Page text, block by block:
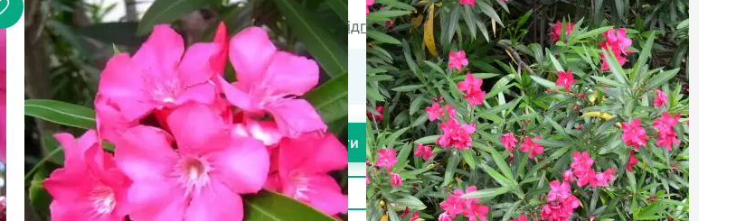
Рейтинг:
0 відгуків
150.00 грн
- + Купити
Швидке замовлення
Доставка Новою Поштою 1-5 днів
Кур'єром Нової пошти 1-5 днів
Оплата згідно з тарифами
перевізника
Упаковка входить до вартості
товару
Обрешітка оплачується окремо
Оплата
Оплата на карту
Оплата на рахунок за реквізитами
Оплата при отриманні поштою